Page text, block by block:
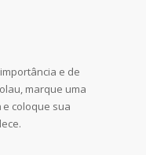
e de
marque uma
e coloque sua